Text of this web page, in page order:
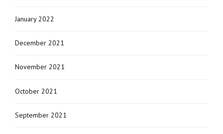
January 2022
December 2021
November 2021
October 2021
September 2021